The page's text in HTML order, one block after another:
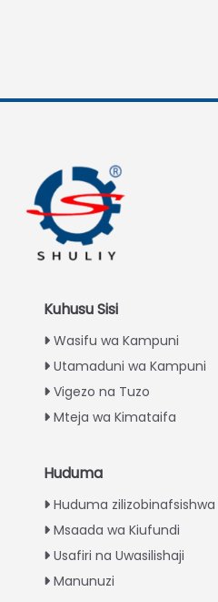
Kuhusu Sisi
Wasifu wa Kampuni
Utamaduni wa Kampuni
Vigezo na Tuzo
Mteja wa Kimataifa
Huduma
Huduma zilizobinafsishwa
Msaada wa Kiufundi
Usafiri na Uwasilishaji
Manunuzi
Turkish
Greek